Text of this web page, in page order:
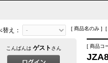
替え： [ 商品名のみ ] [
[ 商品コ
こんばんは ゲスト さん